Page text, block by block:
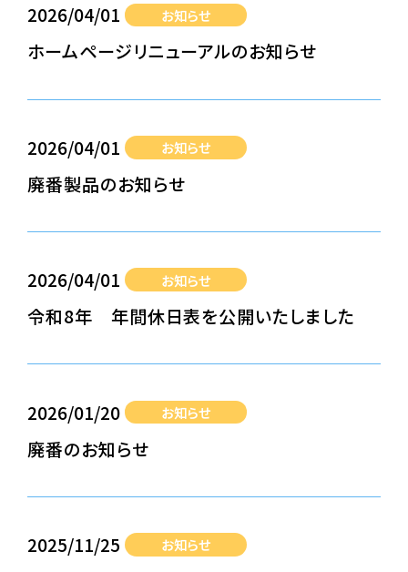
2026/04/01 お知らせ
ホームページリニューアルのお知らせ
2026/04/01 お知らせ
廃番製品のお知らせ
2026/04/01 お知らせ
令和8年 年間休日表を公開いたしました
2026/01/20 お知らせ
廃番のお知らせ
2025/11/25 お知らせ